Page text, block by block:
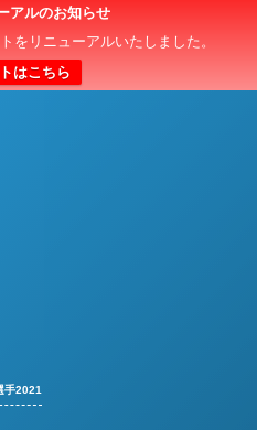
アルのお知らせ
をリニューアルいたしました。
はこちら
ー選手権（U-15）大会
手2021